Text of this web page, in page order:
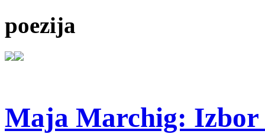
poezija
Maja Marchig: Izbor